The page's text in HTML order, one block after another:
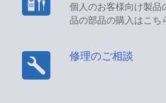
個人のお客様向け製品
品の部品の購入はこち
修理のご相談